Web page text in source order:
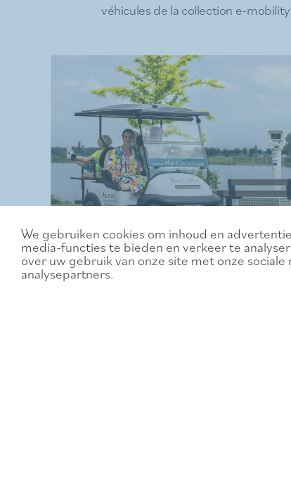
véhicules de la collection e-
Les voitures électriques
We gebruiken cookies om inhoud en
media-functies te bieden en verkeer te
over uw gebruik van onze site met onze
analysepartners.